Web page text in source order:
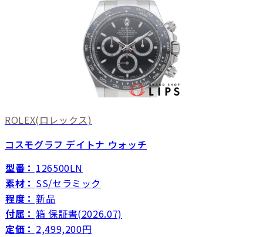
ROLEX(ロレックス)
コスモグラフ デイトナ ウォッチ
型番： 126500LN
素材： SS/セラミック
程度： 新品
付属： 箱 保証書(2026.07)
定価： 2,499,200円